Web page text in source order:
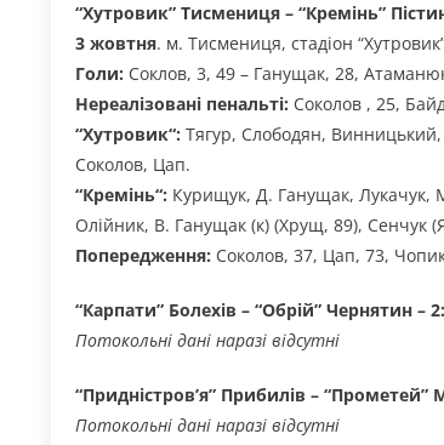
“Хутровик” Тисмениця – “Кремінь”
3 жовтня. м. Тисмениця, стадіон
Голи: Соклов, 3, 49 – Ганущак, 28,
Нереалізовані пенальті: Соколов , 25,
“Хутровик“: Тягур, Слободян,
Соколов, Цап.
“Кремінь“: Курищук, Д. Ганущак, Лукачук,
Олійник, В. Ганущак (к) (Хрущ, 89), Сенчук
Попередження: Соколов, 37, Цап, 73,
“Карпати” Болехів – “Обрій” Чернятин –
Потокольні дані наразі відсутні
“Придністров’я” Прибилів – “Прометей”
Потокольні дані наразі відсутні